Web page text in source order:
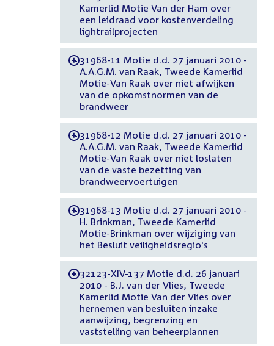
Kamerlid Motie Van der Ham over
een leidraad voor kostenverdeling
lightrailprojecten
-31968-11 Motie d.d. 27 januari 2010 -
A.A.G.M. van Raak, Tweede Kamerlid
Motie-Van Raak over niet afwijken
van de opkomstnormen van de
brandweer
-31968-12 Motie d.d. 27 januari 2010 -
A.A.G.M. van Raak, Tweede Kamerlid
Motie-Van Raak over niet loslaten
van de vaste bezetting van
brandweervoertuigen
-31968-13 Motie d.d. 27 januari 2010 -
H. Brinkman, Tweede Kamerlid
Motie-Brinkman over wijziging van
het Besluit veiligheidsregio's
-32123-XIV-137 Motie d.d. 26 januari
2010 - B.J. van der Vlies, Tweede
Kamerlid Motie Van der Vlies over
hernemen van besluiten inzake
aanwijzing, begrenzing en
vaststelling van beheerplannen